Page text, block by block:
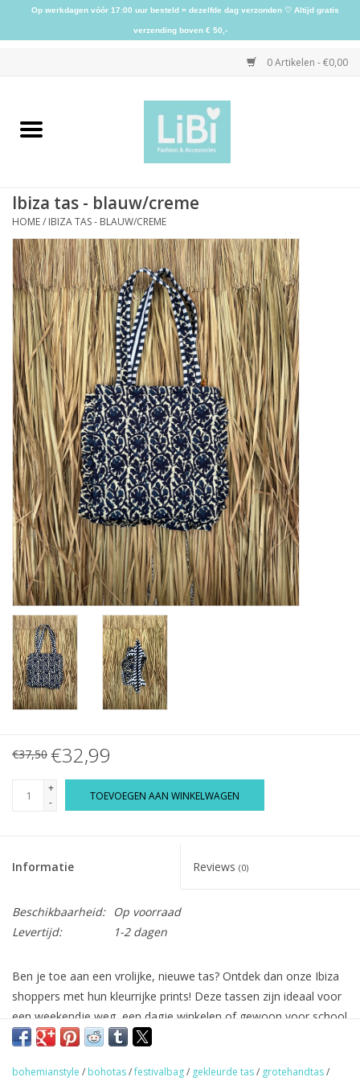
0 Artikelen - €0,00
Home
Kleding
Schoenen
Sieraden
Accessoires
Home deco
SALE
Herensokken
Ibiza tas - blauw/creme
HOME/ IBIZA TAS - BLAUW/CREME
€37,50 €32,99
+
-
TOEVOEGEN AAN WINKELWAGEN
Informatie Reviews (0)
Beschikbaarheid:
Op voorraad
Levertijd:
1-2 dagen
Ben je toe aan een vrolijke, nieuwe tas? Ontdek dan onze Ibiza
shoppers met hun kleurrijke prints! Deze tassen zijn ideaal voor
een weekendje weg, een dagje winkelen of gewoon voor school
of werk. Een veelzijdige tas die altijd van pas komt!
De tassen zijn voorzien van een ritssluiting en hebben een leuke
bohemianstyle / bohotas/festivalbag/ gekleurde tas/ grotehandtas/
Op werkdagen vóór 17:00 uur besteld = dezelfde dag verzonden ♡ Altijd gratis
verzending boven € 50,-